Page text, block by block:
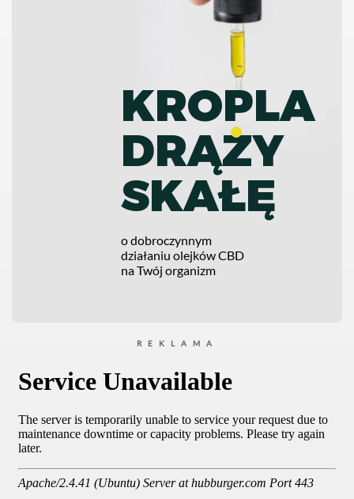
KROPLA
DRĄZY
SKAŁĘ
o dobroczynnym
działaniu olejków CBD
na Twój organizm
REKLAMA